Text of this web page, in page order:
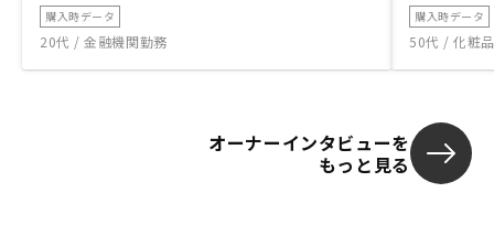
購入時データ
20代 / 金融機関勤務
購入時データ
50代 / 化粧
オーナーインタビューを
もっと見る